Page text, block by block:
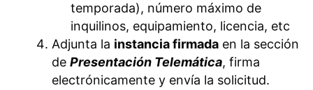
temporada), número máximo de
inquilinos, equipamiento, licencia, etc
Adjunta la instancia firmada en la sección
de Presentación Telemática, firma
electrónicamente y envía la solicitud.